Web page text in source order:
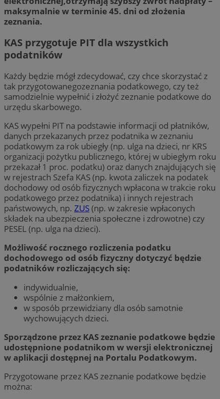
maksymalnie w terminie 45. dni od złożenia
zeznania.
KAS przygotuje PIT dla wszystkich
podatników
Każdy będzie mógł zdecydować, czy chce skorzystać z
tak przygotowanegozeznania podatkowego, czy też
samodzielnie wypełnić i złożyć zeznanie podatkowe do
urzędu skarbowego.
KAS wypełni PIT na podstawie informacji od płatników,
danych przekazanych przez podatnika w zeznaniu
podatkowym za rok ubiegły (np. ulga na dzieci, nr KRS
organizacji pożytku publicznego, której w ubiegłym roku
przekazał 1 proc. podatku) oraz danych znajdujących się
w rejestrach Szefa KAS (np. kwota zaliczek na podatek
dochodowy od osób fizycznych wpłacona w trakcie roku
podatkowego przez podatnika) i innych rejestrach
państwowych, np. ZUS(np. w zakresie wpłaconych
składek na ubezpieczenia społeczne i zdrowotne) czy
PESEL (np. ulga na dzieci).
Możliwość rocznego rozliczenia podatku
dochodowego od osób fizyczny dotyczyć będzie
podatników rozliczających się:
indywidualnie,
wspólnie z małżonkiem,
w sposób przewidziany dla osób samotnie
wychowujących dzieci.
Sporządzone przez KAS zeznanie podatkowe będzie
udostępnione podatnikom w wersji elektronicznej
w aplikacji dostępnej na Portalu Podatkowym.
Przygotowane przez KAS zeznanie podatkowe będzie
można: